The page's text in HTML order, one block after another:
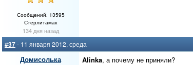
Сообщений: 13595
Стерлитамак
134 дня назад
#37- 11 января 2012, среда
Домисолька Alinka, а почему не приняли?